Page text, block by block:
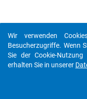
Wir verwenden
Besucherzugriffe. Wenn
Sie der Cookie-
erhalten Sie in unserer